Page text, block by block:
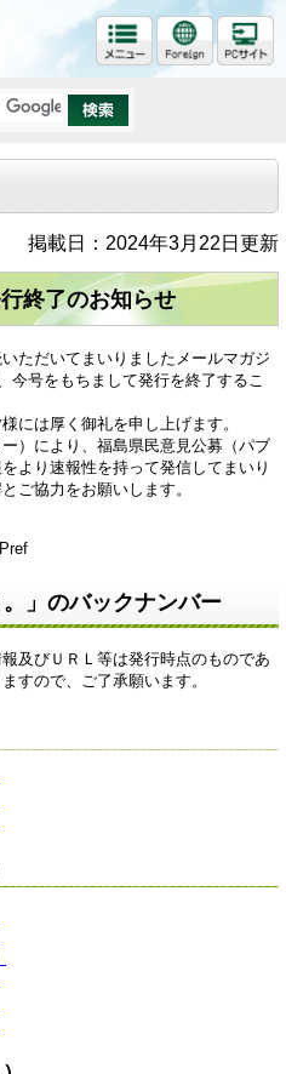
掲載日：2024年3月22日更新
終了のお知らせ
ただいてまいりましたメールマガジ
今号をもちまして発行を終了するこ
には厚く御礼を申し上げます。
）により、福島県民意見公募（パブ
より速報性を持って発信してまいり
ご協力をお願いします。
」のバックナンバー
及びＵＲＬ等は発行時点のものであ
すので、ご了承願います。